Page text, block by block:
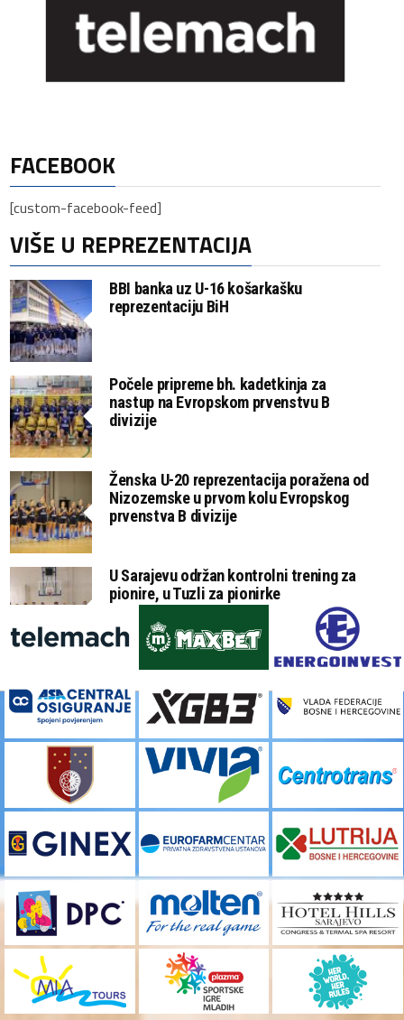
FACEBOOK
[custom-facebook-feed]
VIŠE U REPREZENTACIJA
BBI banka uz U-16 košarkašku
reprezentaciju BiH
Počele pripreme bh. kadetkinja za
nastup na Evropskom prvenstvu B
divizije
Ženska U-20 reprezentacija poražena od
Nizozemske u prvom kolu Evropskog
prvenstva B divizije
U Sarajevu održan kontrolni trening za
pionire, u Tuzli za pionirke